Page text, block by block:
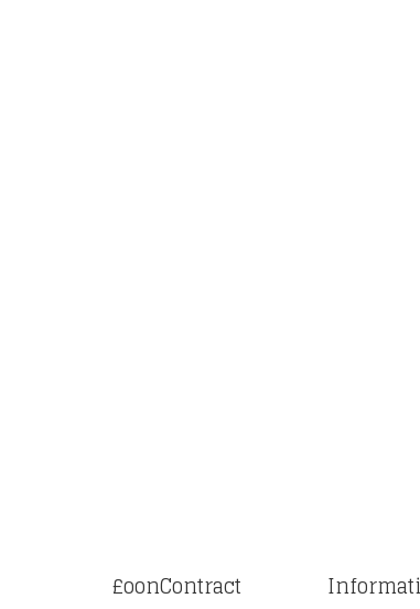
£oonContract